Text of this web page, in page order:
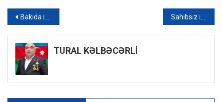
Yazı
naviqasiyası
Bakıda iki minik avtomobili toqquşub, xəsarət alanlar var – FOTO
TURAL KƏLBƏCƏRLİ